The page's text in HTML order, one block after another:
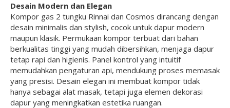
Desain Modern dan Elegan
Kompor gas 2 tungku Rinnai dan Cosmos dirancang dengan
desain minimalis dan stylish, cocok untuk dapur modern
maupun klasik. Permukaan kompor terbuat dari bahan
berkualitas tinggi yang mudah dibersihkan, menjaga dapur
tetap rapi dan higienis. Panel kontrol yang intuitif
memudahkan pengaturan api, mendukung proses memasak
yang presisi. Desain elegan ini membuat kompor tidak
hanya sebagai alat masak, tetapi juga elemen dekorasi
dapur yang meningkatkan estetika ruangan.